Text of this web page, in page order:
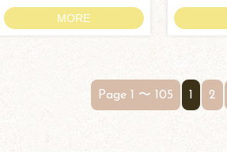
MORE
Page 1 〜 105 1 2